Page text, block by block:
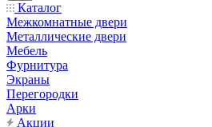
Каталог
Межкомнатные двери
Металлические двери
Мебель
Фурнитура
Экраны
Перегородки
Арки
Акции